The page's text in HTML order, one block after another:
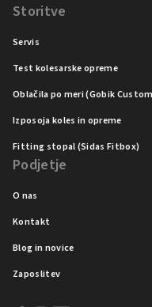
Storitve
Servis
Test kolesarske opreme
Oblačila po meri (Gobik
Izposoja koles in opreme
Fitting stopal (Sidas Fitbox)
Podjetje
O nas
Kontakt
Blog in novice
Zaposlitev